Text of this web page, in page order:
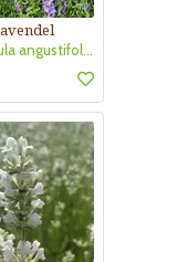
Lavandula angustifolia 'Hidcote'